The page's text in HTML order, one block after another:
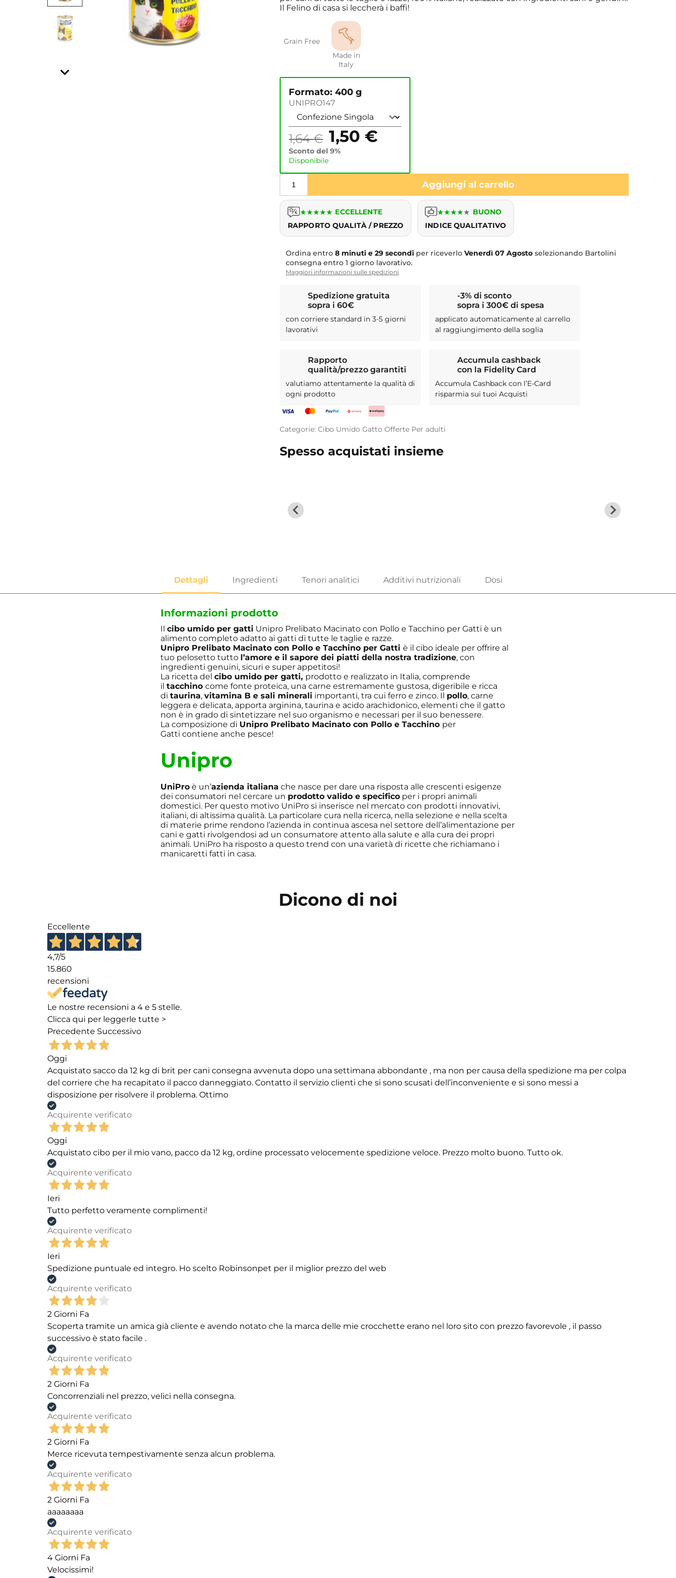
Il Felino di casa si leccherà i baffi!
Grain Free
Made in
Italy
Formato: 400 g
UNIPRO147
1,64€ 1,50 €
Sconto del 9%
Disponibile
Aggiungi al carrello
★★★★★ ECCELLENTE
RAPPORTO QUALITÀ / PREZZO
★★★★★ BUONO
INDICE QUALITATIVO
Ordina entro8 minuti e 28 secondi per riceverloVenerdì 07 Agosto selezionando Bartolini
consegna entro 1 giorno lavorativo.
Maggiori informazioni sulle spedizioni
Spedizione gratuita
sopra i 60€
con corriere standard in 3-5 giorni
lavorativi
-3% di sconto
sopra i 300€ di spesa
applicato automaticamente al carrello
al raggiungimento della soglia
Rapporto
qualità/prezzo garantiti
valutiamo attentamente la qualità di
ogni prodotto
Accumula cashback
con la Fidelity Card
Accumula Cashback con l’E-Card
risparmia sui tuoi Acquisti
Categorie:Cibo Umido Gatto Offerte Per adulti
Spesso acquistati insieme
Informazioni prodotto
Ilcibo umido per gatti Unipro Prelibato Macinato con Pollo e Tacchino per Gatti è un
alimento completo adatto ai gatti di tutte le taglie e razze.
Unipro Prelibato Macinato con Pollo e Tacchino per Gatti è il cibo ideale per offrire al
tuo pelosetto tutto l’amore e il sapore dei piatti della nostra tradizione, con
ingredienti genuini, sicuri e super appetitosi!
La ricetta delcibo umido per gatti, prodotto e realizzato in Italia, comprende
iltacchinocome fonte proteica, una carne estremamente gustosa, digeribile e ricca
ditaurina,vitamina B e sali minerali importanti, tra cui ferro e zinco. Il pollo, carne
leggera e delicata, apporta arginina, taurina e acido arachidonico, elementi che il gatto
non è in grado di sintetizzare nel suo organismo e necessari per il suo benessere.
La composizione di Unipro Prelibato Macinato con Pollo e Tacchino per
Gatti contiene anche pesce!
Unipro
UniPro è un’azienda italiana che nasce per dare una risposta alle crescenti esigenze
dei consumatori nel cercare un prodotto valido e specifico per i propri animali
domestici. Per questo motivo UniPro si inserisce nel mercato con prodotti innovativi,
italiani, di altissima qualità. La particolare cura nella ricerca, nella selezione e nella scelta
di materie prime rendono l’azienda in continua ascesa nel settore dell’alimentazione per
cani e gatti rivolgendosi ad un consumatore attento alla salute e alla cura dei propri
animali. UniPro ha risposto a questo trend con una varietà di ricette che richiamano i
manicaretti fatti in casa.
Dicono di noi
Eccellente
4,7/5
15.860
recensioni
Le nostre recensioni a 4 e 5 stelle.
Clicca qui per leggerle tutte >
Precedente Successivo
Oggi
Acquistato sacco da 12 kg di brit per cani consegna avvenuta dopo una settimana abbondante , ma non per causa della spedizione ma per colpa
del corriere che ha recapitato il pacco danneggiato. Contatto il servizio clienti che si sono scusati dell’inconveniente e si sono messi a
disposizione per risolvere il problema. Ottimo
Acquirente verificato
Oggi
Acquistato cibo per il mio vano, pacco da 12 kg, ordine processato velocemente spedizione veloce. Prezzo molto buono. Tutto ok.
Acquirente verificato
Ieri
Tutto perfetto veramente complimenti!
Acquirente verificato
Ieri
Spedizione puntuale ed integro. Ho scelto Robinsonpet per il miglior prezzo del web
Acquirente verificato
2 Giorni Fa
Scoperta tramite un amica già cliente e avendo notato che la marca delle mie crocchette erano nel loro sito con prezzo favorevole , il passo
successivo è stato facile .
Acquirente verificato
2 Giorni Fa
Concorrenziali nel prezzo, velici nella consegna.
Acquirente verificato
2 Giorni Fa
Merce ricevuta tempestivamente senza alcun problema.
Acquirente verificato
2 Giorni Fa
aaaaaaaa
Acquirente verificato
4 Giorni Fa
Velocissimi!